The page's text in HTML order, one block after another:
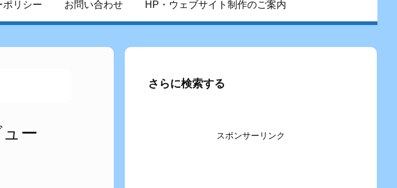
ポリシー お問い合わせ HP・ウェブサイト制作のご案内
ー
さらに検索する
スポンサーリンク